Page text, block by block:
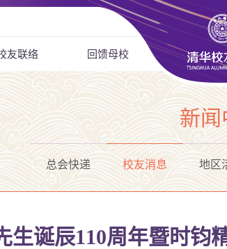
友联络 回馈母校
新闻
总会快递 校友消息 地区
生诞辰110周年暨时钧